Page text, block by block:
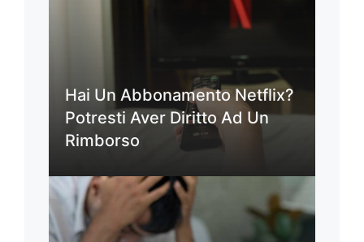
Hai Un Abbonamento Netflix?
Potresti Aver Diritto Ad Un
Rimborso